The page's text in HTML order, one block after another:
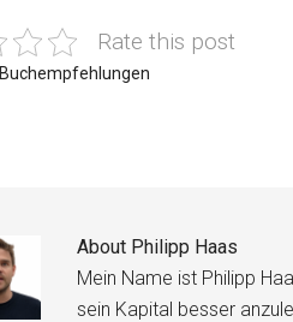
Rate this post
Buchempfehlungen
About Philipp Haas
Mein Name ist Philipp
sein Kapital besser